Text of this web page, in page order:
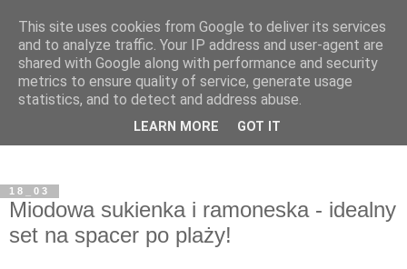
18_03
Miodowa sukienka i ramoneska - idealny
set na spacer po plaży!
This site uses cookies from Google to deliver its services
and to analyze traffic. Your IP address and user-agent are
shared with Google along with performance and security
metrics to ensure quality of service, generate usage
statistics, and to detect and address abuse.
LEARN MORE GOT IT